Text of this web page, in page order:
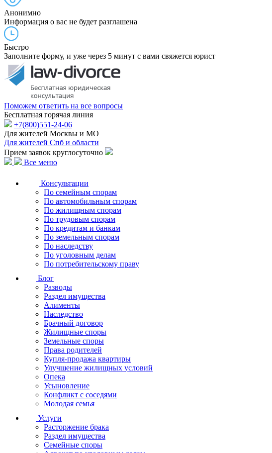
Анонимно
Информация о вас не будет разглашена
Быстро
Заполните форму, и уже через 5 минут с вами свяжется юрист
Поможем ответить на все вопросы
Бесплатная горячая линия
+7(800)551-24-06
Для жителей Москвы и МО
Для жителей Спб и области
Прием заявок круглосуточно
Все меню
Консультации
По семейным спорам
По автомобильным спорам
По жилищным спорам
По трудовым спорам
По кредитам и банкам
По земельным спорам
По наследству
По уголовным делам
По потребительскому праву
Блог
Разводы
Раздел имущества
Алименты
Наследство
Брачный договор
Жилищные споры
Земельные споры
Права родителей
Купля-продажа квартиры
Улучшение жилищных условий
Опека
Усыновление
Конфликт с соседями
Молодая семья
Услуги
Расторжение брака
Раздел имущества
Семейные споры